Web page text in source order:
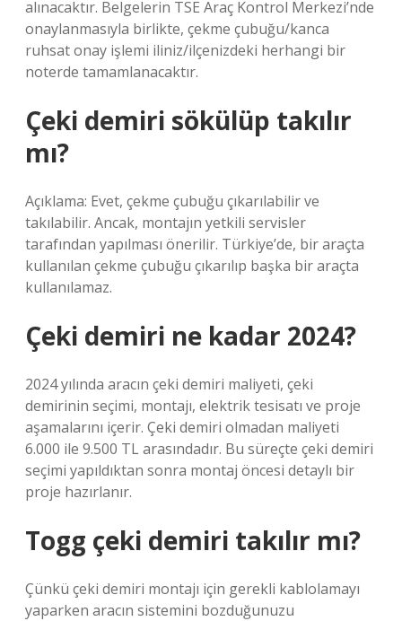
alınacaktır. Belgelerin TSE Araç Kontrol Merkezi’nde
onaylanmasıyla birlikte, çekme çubuğu/kanca
ruhsat onay işlemi iliniz/ilçenizdeki herhangi bir
noterde tamamlanacaktır.
Çeki demiri sökülüp takılır
mı?
Açıklama: Evet, çekme çubuğu çıkarılabilir ve
takılabilir. Ancak, montajın yetkili servisler
tarafından yapılması önerilir. Türkiye’de, bir araçta
kullanılan çekme çubuğu çıkarılıp başka bir araçta
kullanılamaz.
Çeki demiri ne kadar 2024?
2024 yılında aracın çeki demiri maliyeti, çeki
demirinin seçimi, montajı, elektrik tesisatı ve proje
aşamalarını içerir. Çeki demiri olmadan maliyeti
6.000 ile 9.500 TL arasındadır. Bu süreçte çeki demiri
seçimi yapıldıktan sonra montaj öncesi detaylı bir
proje hazırlanır.
Togg çeki demiri takılır mı?
Çünkü çeki demiri montajı için gerekli kablolamayı
yaparken aracın sistemini bozduğunuzu